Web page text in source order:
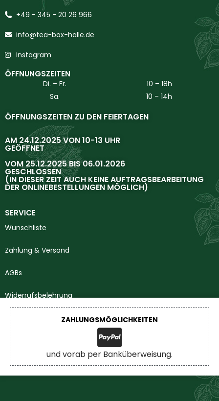
+49 - 345 - 20 26 966
info@tea-box-halle.de
Instagram
ÖFFNUNGSZEITEN
Di. – Fr.
10 – 18h
Sa.
10 – 14h
ÖFFNUNGSZEITEN ZU DEN FEIERTAGEN
AM 24.12.2025 VON 10-13 UHR
GEÖFFNET
VOM 25.12.2025 BIS 06.01.2026
GESCHLOSSEN
(IN DIESER ZEIT AUCH KEINE AUFTRAGSBEARBEITUNG
DER ONLINEBESTELLUNGEN MÖGLICH)
SERVICE
Wunschliste
Zahlung & Versand
AGBs
Widerrufsbelehrung
Impressum
Datenschutzerklärung
ZAHLUNGSMÖGLICHKEITEN
und vorab per Banküberweisung.